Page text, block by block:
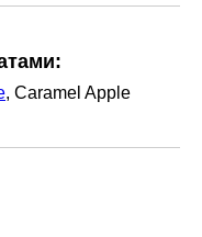
, Caramel Apple